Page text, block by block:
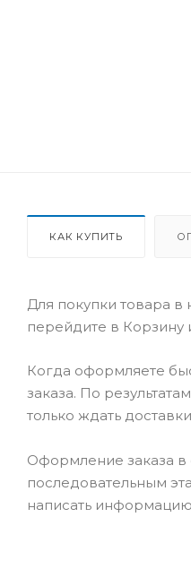
КАК КУПИТЬ
Для покупки товара
перейдите в Корзину
Когда оформляете
заказа. По
только ждать
Оформление заказа
последовательным
написать